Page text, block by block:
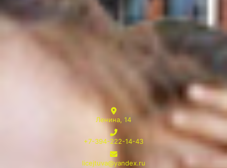
Ленина, 14
+7-394-222-14-43
licejtuva@yandex.ru